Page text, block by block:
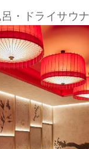
・ドライサウ